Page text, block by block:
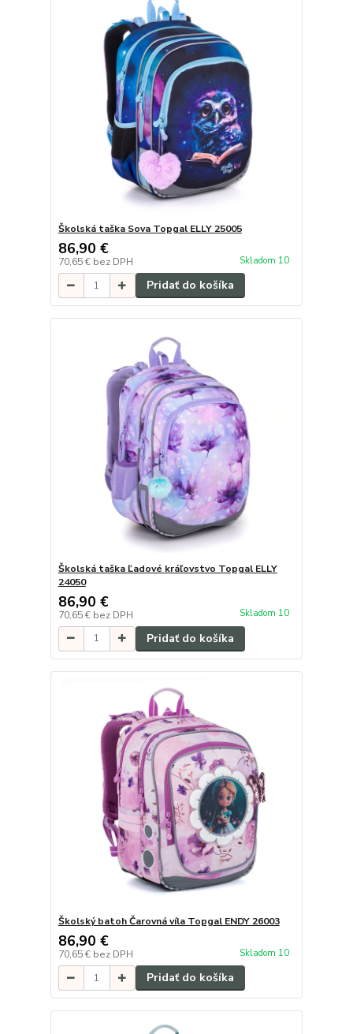
Školská taška Sova Topgal ELLY 25005
86,90 €
70,65 € bez DPH Skladom 10
Pridať do košíka
Školská taška Ľadové kráľovstvo Topgal ELLY
24050
86,90 €
70,65 € bez DPH Skladom 10
Pridať do košíka
Školský batoh Čarovná víla Topgal ENDY 26003
86,90 €
70,65 € bez DPH Skladom 10
Pridať do košíka